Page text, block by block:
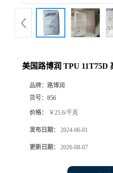
美国路博润 TPU 11T75D
品牌： 路博润
货号： 856
价格： ￥25.6/千克
发布日期： 2024-06-01
更新日期： 2026-08-07